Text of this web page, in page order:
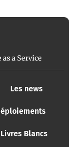
a Service
Les news
Livres Blancs